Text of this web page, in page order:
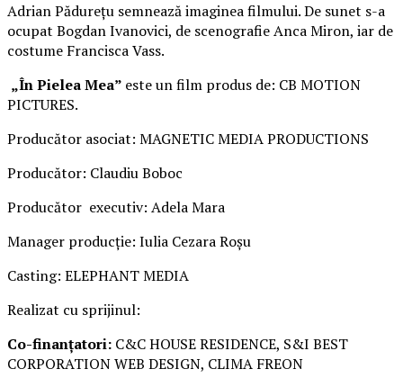
Adrian Pădurețu semnează imaginea filmului. De sunet s-a
ocupat Bogdan Ivanovici, de scenografie Anca Miron, iar de
costume Francisca Vass.
„În Pielea Mea” este un film produs de: CB MOTION
PICTURES.
Producător asociat: MAGNETIC MEDIA PRODUCTIONS
Producător: Claudiu Boboc
Producător executiv: Adela Mara
Manager producție: Iulia Cezara Roșu
Casting: ELEPHANT MEDIA
Realizat cu sprijinul:
Co-finanțatori: C&C HOUSE RESIDENCE, S&I BEST
CORPORATION WEB DESIGN, CLIMA FREON